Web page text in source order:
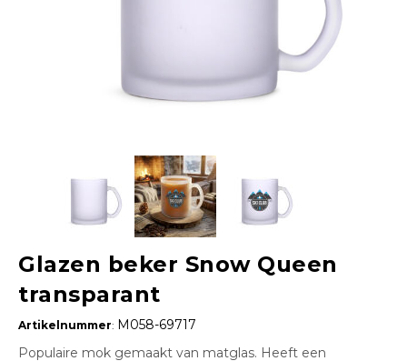
Glazen beker Snow Queen
transparant
Artikelnummer: M058-69717
Populaire mok gemaakt van matglas. Heeft een